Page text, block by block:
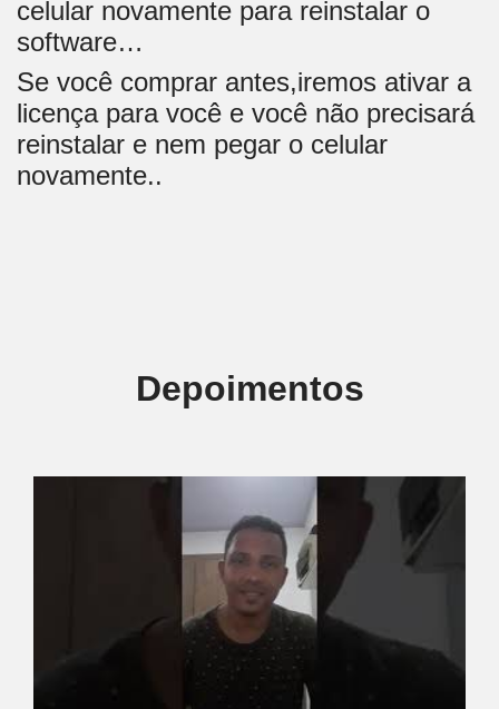
celular novamente para reinstalar o
software…
Se você comprar antes,iremos ativar a
licença para você e você não precisará
reinstalar e nem pegar o celular
novamente..
Depoimentos